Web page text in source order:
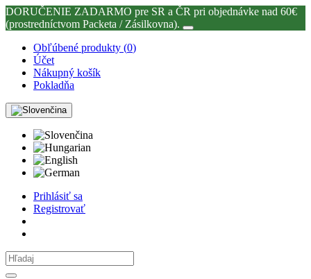
DORUČENIE ZADARMO pre SR a ČR pri objednávke nad 60€
(prostredníctvom Packeta / Zásilkovna).
Obľúbené produkty (0)
Účet
Nákupný košík
Pokladňa
Prihlásiť sa
Registrovať